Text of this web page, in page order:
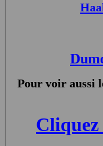
Pour voir aussi